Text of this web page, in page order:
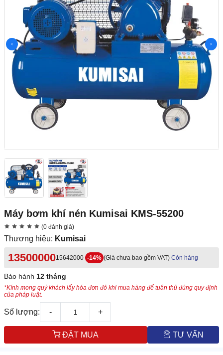
Máy bơm khí nén Kumisai KMS-55200
(0 đánh giá)
Thương hiệu: Kumisai
1350000015642000 -14% (Giá chưa bao gồm VAT) Còn hàng
Bảo hành 12 tháng
*Kính mong quý khách lấy hóa đơn đỏ khi mua hàng để tuân thủ đúng quy định
của pháp luật.
Số lượng: - +
ĐẶT MUA TƯ VẤN